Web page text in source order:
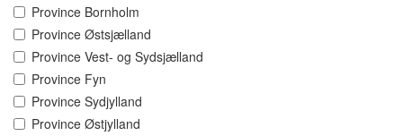
Province Bornholm
Province Østsjælland
Province Vest- og Sydsjælland
Province Fyn
Province Sydjylland
Province Østjylland